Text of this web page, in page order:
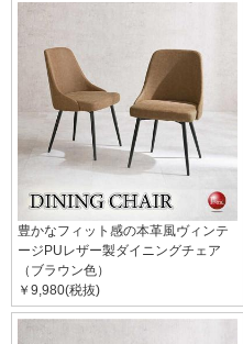
豊かなフィット感の本革風ヴィンテ
ージPUレザー製ダイニングチェア
（ブラウン色）
￥9,980(税抜)